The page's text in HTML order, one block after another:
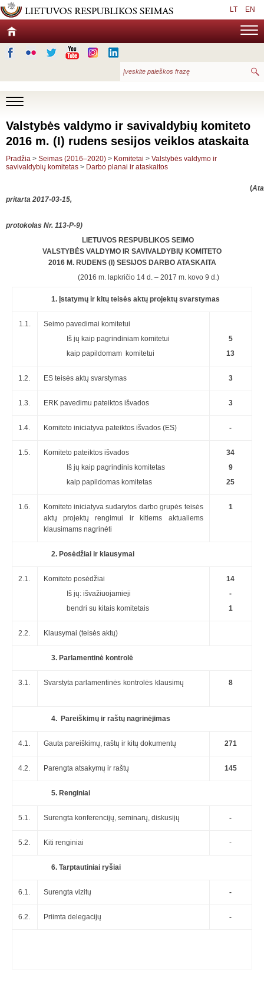
LT EN
Valstybės valdymo ir savivaldybių komiteto
2016 m. (I) rudens sesijos veiklos ataskaita
Pradžia > Seimas (2016–2020) > Komitetai > Valstybės valdymo ir
savivaldybių komitetas > Darbo planai ir ataskaitos
(
pritarta 2017-03-15,
protokolas Nr. 113-P-9)
LIETUVOS RESPUBLIKOS SEIMO
VALSTYBĖS VALDYMO IR SAVIVALDYBIŲ KOMITETO
2016 M. RUDENS (I) SESIJOS DARBO ATASKAITA
(2016 m. lapkričio 14 d. – 2017 m. kovo 9 d.)
1. Įstatymų ir kitų teisės aktų projektų svarstymas
1.1.
Seimo pavedimai komitetui
Iš jų kaip pagrindiniam komitetui
kaip papildomam komitetui
5
13
1.2. ES teisės aktų svarstymas 3
1.3. ERK pavedimu pateiktos išvados 3
1.4. Komiteto iniciatyva pateiktos išvados (ES) -
1.5.
Komiteto pateiktos išvados
Iš jų kaip pagrindinis komitetas
kaip papildomas komitetas
34
9
25
1.6.
Komiteto iniciatyva sudarytos darbo grupės teisės
aktų projektų rengimui ir kitiems aktualiems
klausimams nagrinėti
1
2. Posėdžiai ir klausymai
2.1.
Komiteto posėdžiai
Iš jų: išvažiuojamieji
bendri su kitais komitetais
14
-
1
2.2. Klausymai (teisės aktų)
3. Parlamentinė kontrolė
3.1. Svarstyta parlamentinės kontrolės klausimų 8
4. Pareiškimų ir raštų nagrinėjimas
4.1. Gauta pareiškimų, raštų ir kitų dokumentų 271
4.2. Parengta atsakymų ir raštų 145
5. Renginiai
5.1. Surengta konferencijų, seminarų, diskusijų -
5.2. Kiti renginiai -
6. Tarptautiniai ryšiai
6.1. Surengta vizitų -
6.2. Priimta delegacijų -